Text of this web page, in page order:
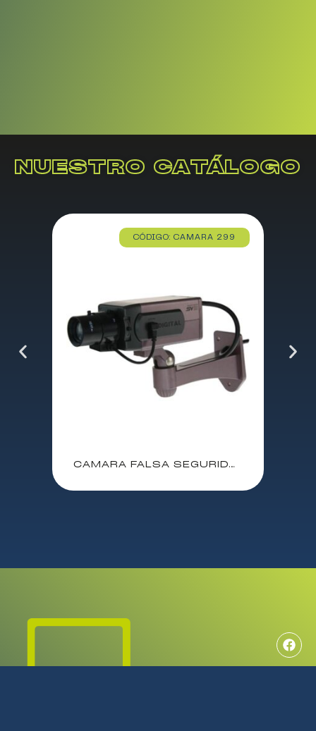
NUESTRO CATÁLOGO
CÓDIGO: CAMARA 299
CAMARA FALSA SEGURIDAD DUMMY SIMULADA NIVIAN / PILAS 2XAA / SOPORTE INCLUIDO / LED ROJO PARPADEANTE / CS140